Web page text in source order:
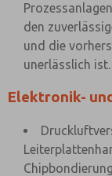
den
und die
unerlässlich ist.
Elektronik-